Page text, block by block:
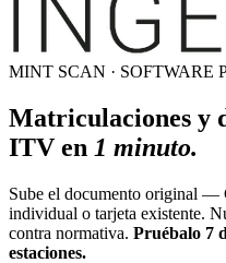
MINT SCAN · SOFTWARE
Matriculaciones y
ITV en 1 minuto.
Sube el documento original —
individual o tarjeta existente.
contra normativa. Pruébalo 7
estaciones.